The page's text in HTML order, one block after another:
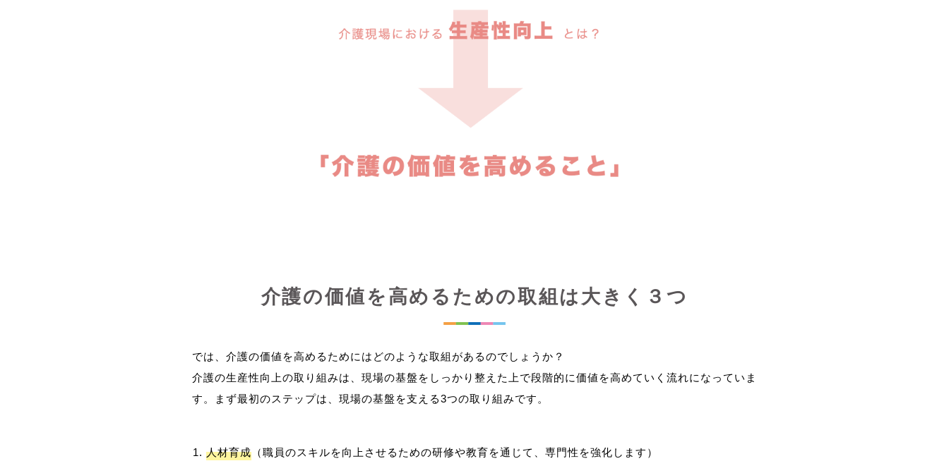
介護の価値を高めるための取組は大きく３つ
では、介護の価値を高めるためにはどのような取組があるのでしょうか？
介護の生産性向上の取り組みは、現場の基盤をしっかり整えた上で段階的に価値を高めていく流れになっていま
人材育成 （職員のスキルを向上させるための研修や教育を通じて、専門性を強化します）